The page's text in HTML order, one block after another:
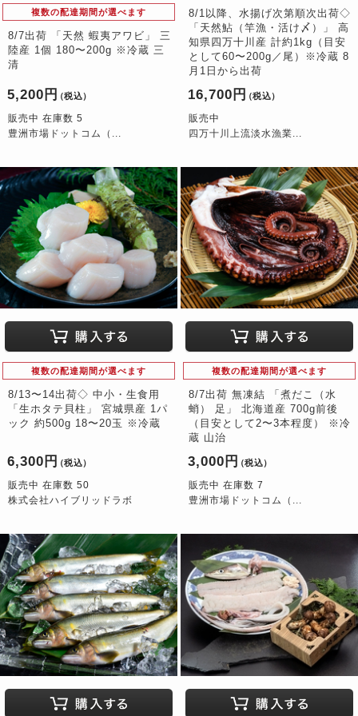
複数の配達期間が選べます
8/7出荷 「天然 蝦夷アワビ」 三
陸産 1個 180〜200g ※冷蔵 三
清
5,200円 （税込）
販売中 在庫数 5
豊洲市場ドットコム（...
8/1以降、水揚げ次第順次出荷◇
「天然鮎（竿漁・活け〆）」 高
知県四万十川産 計約1kg（目安
として60〜200g／尾）※冷蔵 8
月1日から出荷
16,700円 （税込）
販売中
四万十川上流淡水漁業...
複数の配達期間が選べます
8/13〜14出荷◇ 中小・生食用
「生ホタテ貝柱」 宮城県産 1パ
ック 約500g 18〜20玉 ※冷蔵
6,300円 （税込）
販売中 在庫数 50
株式会社ハイブリッドラボ
複数の配達期間が選べます
8/7出荷 無凍結 「煮だこ（水
蛸） 足」 北海道産 700g前後
（目安として2〜3本程度） ※冷
蔵 山治
3,000円 （税込）
販売中 在庫数 7
豊洲市場ドットコム（...